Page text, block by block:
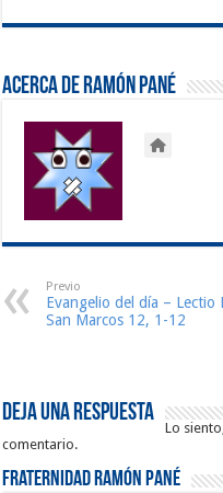
Acerca de Ramón Pané
Previo
Evangelio del día – Lectio
San Marcos 12, 1-12
Deja una respuesta
Lo
comentario.
Fraternidad Ramón Pané